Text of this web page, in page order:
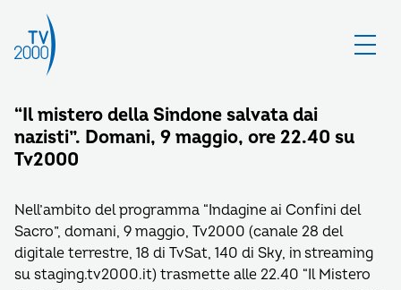
“Il mistero della Sindone salvata dai
nazisti”. Domani, 9 maggio, ore 22.40 su
Tv2000
Nell’ambito del programma “Indagine ai Confini del
Sacro”, domani, 9 maggio, Tv2000 (canale 28 del
digitale terrestre, 18 di TvSat, 140 di Sky, in streaming
su staging.tv2000.it) trasmette alle 22.40 “Il Mistero